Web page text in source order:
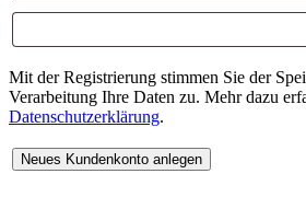
Mit der Registrierung stimmen Sie der
Verarbeitung Ihre Daten zu. Mehr dazu
Datenschutzerklärung.